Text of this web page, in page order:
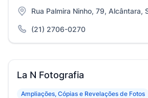
Rua Palmira Ninho, 79, Alcântara,
(21) 2706-0270
La N Fotografia
Ampliações, Cópias e Revelações de Fotos